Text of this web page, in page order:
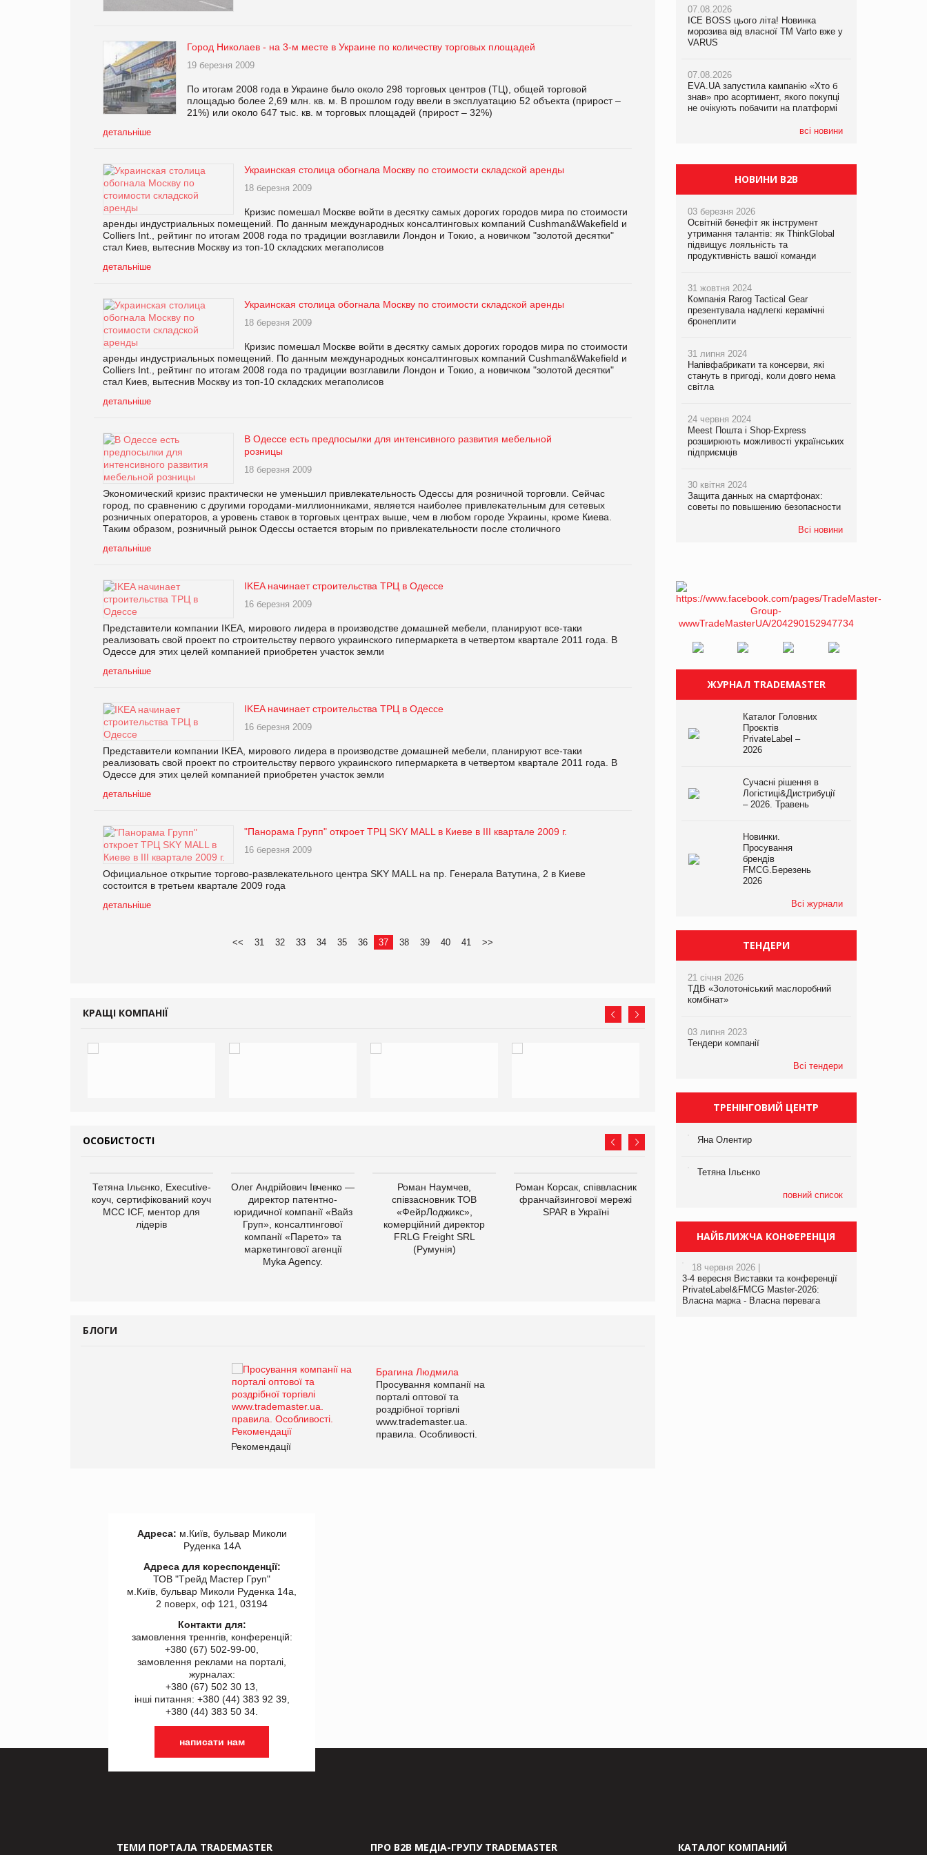
Город Николаев - на 3-м месте в Украине по количеству торговых площадей
19 березня 2009
По итогам 2008 года в Украине было около 298 торговых центров (ТЦ), общей торговой
площадью более 2,69 млн. кв. м. В прошлом году ввели в эксплуатацию 52 объекта (прирост –
21%) или около 647 тыс. кв. м торговых площадей (прирост – 32%)
детальніше
Украинская столица обогнала Москву по стоимости складской аренды
18 березня 2009
Кризис помешал Москве войти в десятку самых дорогих городов мира по стоимости
аренды индустриальных помещений. По данным международных консалтинговых компаний Cushman&Wakefield и
Colliers Int., рейтинг по итогам 2008 года по традиции возглавили Лондон и Токио, а новичком "золотой десятки"
стал Киев, вытеснив Москву из топ-10 складских мегаполисов
детальніше
Украинская столица обогнала Москву по стоимости складской аренды
18 березня 2009
Кризис помешал Москве войти в десятку самых дорогих городов мира по стоимости
аренды индустриальных помещений. По данным международных консалтинговых компаний Cushman&Wakefield и
Colliers Int., рейтинг по итогам 2008 года по традиции возглавили Лондон и Токио, а новичком "золотой десятки"
стал Киев, вытеснив Москву из топ-10 складских мегаполисов
детальніше
В Одессе есть предпосылки для интенсивного развития мебельной
розницы
18 березня 2009
Экономический кризис практически не уменьшил привлекательность Одессы для розничной торговли. Сейчас
город, по сравнению с другими городами-миллионниками, является наиболее привлекательным для сетевых
розничных операторов, а уровень ставок в торговых центрах выше, чем в любом городе Украины, кроме Киева.
Таким образом, розничный рынок Одессы остается вторым по привлекательности после столичного
детальніше
IKEA начинает строительства ТРЦ в Одессе
16 березня 2009
Представители компании IKEA, мирового лидера в производстве домашней мебели, планируют все-таки
реализовать свой проект по строительству первого украинского гипермаркета в четвертом квартале 2011 года. В
Одессе для этих целей компанией приобретен участок земли
детальніше
IKEA начинает строительства ТРЦ в Одессе
16 березня 2009
Представители компании IKEA, мирового лидера в производстве домашней мебели, планируют все-таки
реализовать свой проект по строительству первого украинского гипермаркета в четвертом квартале 2011 года. В
Одессе для этих целей компанией приобретен участок земли
детальніше
"Панорама Групп" откроет ТРЦ SKY MALL в Киеве в III квартале 2009 г.
16 березня 2009
Официальное открытие торгово-развлекательного центра SKY MALL на пр. Генерала Ватутина, 2 в Киеве
состоится в третьем квартале 2009 года
детальніше
<< 31 32 33 34 35 36 37 38 39 40 41 >>
КРАЩІ КОМПАНІЇ
ОСОБИСТОСТІ
Тетяна Ільєнко, Executive-
коуч, сертифікований коуч
МСС ICF, ментор для
лідерів
Олег Андрійович Івченко —
директор патентно-
юридичної компанії «Вайз
Груп», консалтингової
компанії «Парето» та
маркетингової агенції
Myka Agency.
Роман Наумчев,
співзасновник ТОВ
«ФейрЛоджикс»,
комерційний директор
FRLG Freight SRL
(Румунія)
Роман Корсак, співвласник
франчайзингової мережі
SPAR в Україні
виробництва
компанії «УкраМарин»
БЛОГИ
Брагина Людмила
Просування компанії на
порталі оптової та
роздрібної торгівлі
www.trademaster.ua.
правила. Особливості.
Рекомендації
07.08.2026
ICE BOSS цього літа! Новинка
морозива від власної ТМ Varto вже у
VARUS
07.08.2026
EVA.UA запустила кампанію «Хто б
знав» про асортимент, якого покупці
не очікують побачити на платформі
всі новини
06.08.2026
Смачна новинка для хвостатих: у
VARUS з’явилися паучі Varto Paw
05.08.2026
Мережа супермаркетів VARUS купує
мережу магазинів формату
компанія налічуватиме 374 магазини
07.08.2026
Франція заборонила рекламні дзвінки
НОВИНИ B2B
03 березня 2026
Освітній бенефіт як інструмент
утримання талантів: як ThinkGlobal
підвищує лояльність та
продуктивність вашої команди
31 жовтня 2024
Компанія Rarog Tactical Gear
презентувала надлегкі керамічні
бронеплити
31 липня 2024
Напівфабрикати та консерви, які
стануть в пригоді, коли довго нема
світла
24 червня 2024
Meest Пошта і Shop-Express
розширюють можливості українських
підприємців
30 квітня 2024
Защита данных на смартфонах:
советы по повышению безопасности
Всі новини
ЖУРНАЛ TRADEMASTER
Каталог Головних
Проєктів
PrivateLabel –
2026
Сучасні рішення в
Логістиці&Дистрибуції
– 2026. Травень
Новинки.
Просування
брендів
FMCG.Березень
2026
Всі журнали
ТЕНДЕРИ
21 січня 2026
ТДВ «Золотоніський маслоробний
комбінат»
03 липня 2023
Тендери компанії
Всі тендери
ТРЕНІНГОВИЙ ЦЕНТР
Яна Олентир
Тетяна Ільєнко
повний список
НАЙБЛИЖЧА КОНФЕРЕНЦІЯ
18 червня 2026 |
3-4 вересня Виставки та конференції
PrivateLabel&FMCG Master-2026:
Власна марка - Власна перевага
Адреса: м.Київ, бульвар Миколи
Руденка 14А
Адреса для кореспонденції:
ТОВ "Tрейд Мастер Груп"
м.Київ, бульвар Миколи Руденка 14а,
2 поверх, оф 121, 03194
Контакти для:
замовлення треннгів, конференцій:
+380 (67) 502-99-00,
замовлення реклами на порталі,
журналах:
+380 (67) 502 30 13,
інші питання: +380 (44) 383 92 39,
+380 (44) 383 50 34.
написати нам
ТЕМИ ПОРТАЛА TRADEMASTER ПРО В2В МЕДІА-ГРУПУ TRADEMASTER КАТАЛОГ КОМПАНИЙ